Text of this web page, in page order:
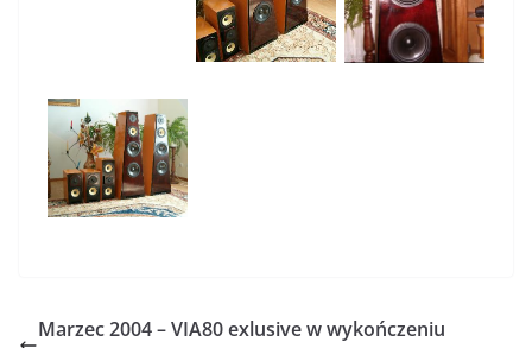
Marzec 2004 – VIA80 exlusive w wykończeniu